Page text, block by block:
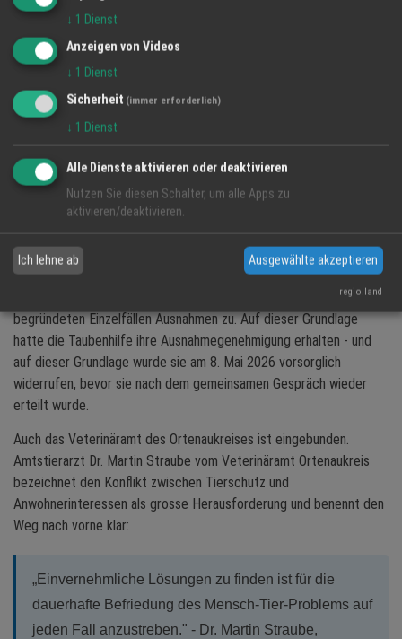
Auslegung, dass Kommunen für diese Tiere eine
tierschutzrechtliche Mitverantwortung tragen. Ein blosses
Fütterungsverbot ohne gleichzeitige Versorgungsalternative sei
vor diesem Hintergrund kaum tragfähig. Ein Verwaltungsgericht in
Schwerin hatte 2020 zudem festgestellt, dass Tauben nicht als
Gesundheitsschädlinge im Sinne des Infektionsschutzgesetzes
Seit 2002 hat der Tierschutz Verfassungsrang. Artikel 20a des
Grundgesetzes verpflichtet den Staat, Tiere als Mitgeschöpfe zu
Die Stadt Achern bewegt sich in einem klar geregelten Rahmen:
Nach § 8 Absatz 3 der städtischen Polizeiverordnung ist das
begründeten Einzelfällen Ausnahmen zu. Auf dieser Grundlage
hatte die Taubenhilfe ihre Ausnahmegenehmigung erhalten - und
auf dieser Grundlage wurde sie am 8. Mai 2026 vorsorglich
widerrufen, bevor sie nach dem gemeinsamen Gespräch wieder
erteilt wurde.
Auch das Veterinäramt des Ortenaukreises ist eingebunden.
Amtstierarzt Dr. Martin Straube vom Veterinäramt Ortenaukreis
bezeichnet den Konflikt zwischen Tierschutz und
Anwohnerinteressen als grosse Herausforderung und benennt den
Weg nach vorne klar:
„Einvernehmliche Lösungen zu finden ist für die
dauerhafte Befriedung des Mensch-Tier-Problems auf
jeden Fall anzustreben." - Dr. Martin Straube,
↓ 1 Dienst
Anzeigen von Videos
↓ 1 Dienst
Sicherheit (immer erforderlich)
↓ 1 Dienst
Alle Dienste aktivieren oder deaktivieren
Nutzen Sie diesen Schalter, um alle Apps zu
aktivieren/deaktivieren.
Ich lehne ab Ausgewählte akzeptieren
regio.land